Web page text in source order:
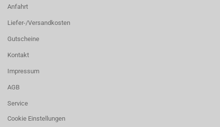
Anfahrt
Liefer-/Versandkosten
Gutscheine
Kontakt
Impressum
AGB
Service
Cookie Einstellungen